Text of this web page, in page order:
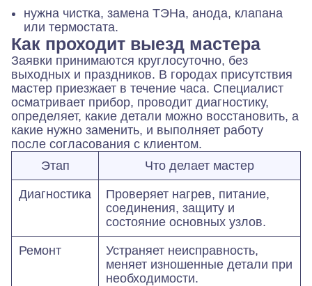
нужна чистка, замена ТЭНа, анода, клапана
или термостата.
Как проходит выезд мастера
Заявки принимаются круглосуточно, без
выходных и праздников. В городах присутствия
мастер приезжает в течение часа. Специалист
осматривает прибор, проводит диагностику,
определяет, какие детали можно восстановить, а
какие нужно заменить, и выполняет работу
после согласования с клиентом.
Этап
Что делает мастер
Диагностика
Проверяет нагрев, питание,
соединения, защиту и
состояние основных узлов.
Ремонт
Устраняет неисправность,
меняет изношенные детали при
необходимости.